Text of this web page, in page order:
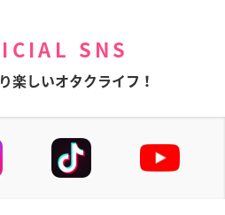
SNS
楽しいオタクライフ！